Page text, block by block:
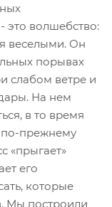
это волшебство:
веселыми. Он
порывах
слабом ветре и
На нем
в то время
прежнему
«прыгает»
его
которые
Мы построили